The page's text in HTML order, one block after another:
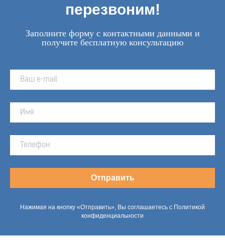
перезвоним!
Заполните форму с контактными данными и
получите бесплатную консультацию
Отправить
Нажимая на кнопку «Отправить», Вы соглашаетесь с Политикой
конфиденциальности